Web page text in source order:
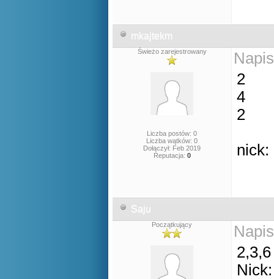
mkajtekm
Świeżo zarejestrowany
Liczba postów: 0
Liczba wątków: 0
Dołączył: Feb 2019
Reputacja: 0
2
4
2
nick:
Saju
Początkujący
2,3,6